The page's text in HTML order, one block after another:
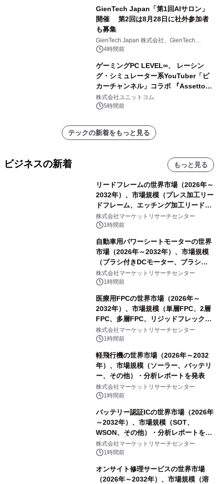
GienTech Japan「第1回AIサロン」
開催 第2回は8月28日に社外参加者
も募集
GienTech Japan 株式会社、GienTech
Consulting Japan 株式会社
4時間前
ゲーミングPC LEVEL∞、 レーシン
グ・シミュレーター系YouTuber「ピ
カーチャンネル」コラボ 『Assetto
Corsa EVO』推奨パソコン販売中
株式会社ユニットコム
5時間前
テックの新着をもっと見る
ビジネスの新着 もっと見る
リードフレームの世界市場（2026年～
2032年）、市場規模（プレス加工リー
ドフレーム、エッチング加工リードフ
レーム）・分析レポートを発表
株式会社マーケットリサーチセンター
1時間前
自動車用パワーシートモーターの世界
市場（2026年～2032年）、市場規模
（ブラシ付きDCモーター、ブラシレ
スDCモーター）・分析レポートを発
表
株式会社マーケットリサーチセンター
1時間前
医療用FPCの世界市場（2026年～
2032年）、市場規模（単層FPC、2層
FPC、多層FPC、リジッドフレックス
PCB）・分析レポートを発表
株式会社マーケットリサーチセンター
1時間前
軽飛行機の世界市場（2026年～2032
年）、市場規模（ソーラー、バッテリ
ー、その他）・分析レポートを発表
株式会社マーケットリサーチセンター
1時間前
バッテリー認証ICの世界市場（2026年
～2032年）、市場規模（SOT、
WSON、その他）・分析レポートを発
表
株式会社マーケットリサーチセンター
1時間前
オンサイト修理サービスの世界市場
（2026年～2032年）、市場規模（溶